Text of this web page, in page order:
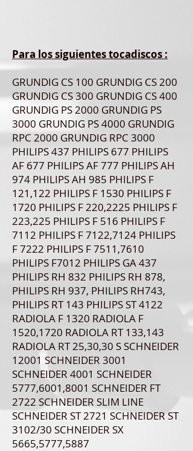
Para los siguientes tocadiscos :
GRUNDIG CS 100 GRUNDIG CS 200
GRUNDIG CS 300 GRUNDIG CS 400
GRUNDIG PS 2000 GRUNDIG PS
3000 GRUNDIG PS 4000 GRUNDIG
RPC 2000 GRUNDIG RPC 3000
PHILIPS 437 PHILIPS 677 PHILIPS
AF 677 PHILIPS AF 777 PHILIPS AH
974 PHILIPS AH 985 PHILIPS F
121,122 PHILIPS F 1530 PHILIPS F
1720 PHILIPS F 220,2225 PHILIPS F
223,225 PHILIPS F 516 PHILIPS F
7112 PHILIPS F 7122,7124 PHILIPS
F 7222 PHILIPS F 7511,7610
PHILIPS F7012 PHILIPS GA 437
PHILIPS RH 832 PHILIPS RH 878,
PHILIPS RH 937, PHILIPS RH743,
PHILIPS RT 143 PHILIPS ST 4122
RADIOLA F 1320 RADIOLA F
1520,1720 RADIOLA RT 133,143
RADIOLA RT 25,30,30 S SCHNEIDER
12001 SCHNEIDER 3001
SCHNEIDER 4001 SCHNEIDER
5777,6001,8001 SCHNEIDER FT
2722 SCHNEIDER SLIM LINE
SCHNEIDER ST 2721 SCHNEIDER ST
3102/30 SCHNEIDER SX
5665,5777,5887